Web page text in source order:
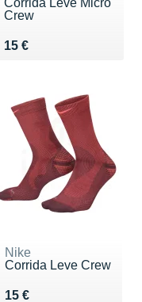
Corrida Leve Micro
Crew
15 €
Vendu 15 €
Nike
Corrida Leve Crew
15 €
Vendu 15 €